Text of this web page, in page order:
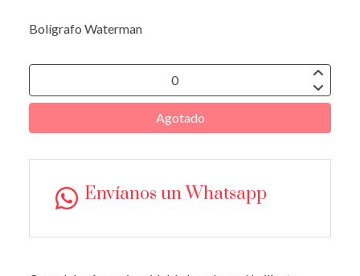
Bolígrafo Waterman
Agotado
Envíanos un Whatsapp